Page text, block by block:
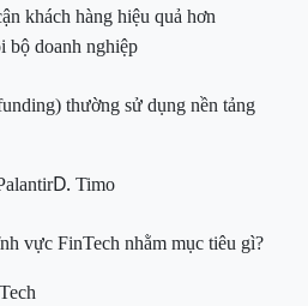
khách hàng hiệu quả hơn
bộ doanh nghiệp
thường sử dụng nền tảng
D. Timo
vực FinTech nhằm mục tiêu gì?